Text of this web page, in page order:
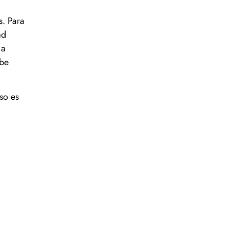
Para
es